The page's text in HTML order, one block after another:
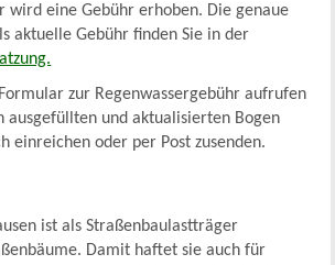
wird eine Gebühr erhoben. Die genaue
aktuelle Gebühr finden Sie in der
zur Regenwassergebühr aufrufen
ausgefüllten und aktualisierten Bogen
einreichen oder per Post zusenden.
ist als Straßenbaulastträger
Damit haftet sie auch für